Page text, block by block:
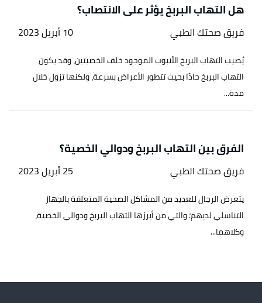
هل التهاب البربخ يؤثر على الانتصاب؟
فريق صحتك الطبي 10 أبريل 2023
يُصيب التهاب البربخ الأنبوب الموجود خلف الخصيتين، وقد يكون
التهاب البربخ حادًا بحيث تتطور الأعراض بسرعة، ولكنها تزول خلال
مدة...
الفرق بين التهاب البربخ ودوالي الخصية؟
فريق صحتك الطبي 25 أبريل 2023
يتعرض الرجال للعديد من المشاكل الصحية المتعلقة بالجهاز
التناسلي لديهم؛ والتي من أبرزها التهاب البربخ ودوالي الخصية،
وكلاهما...